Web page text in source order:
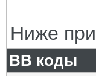
Ниже
BB коды